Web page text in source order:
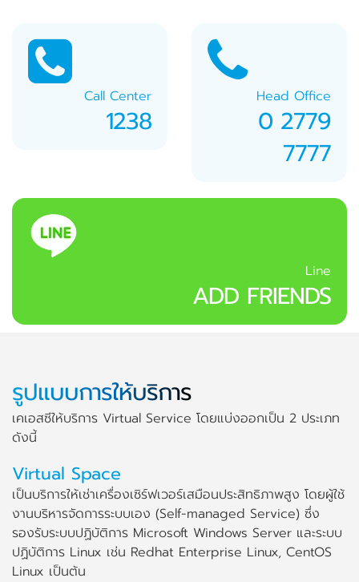
Call Center
1238
Head Office
0 2779
7777
Line
ADD FRIENDS
รูปแบบการให้บริการ
เคเอสซีให้บริการ Virtual Service โดยแบ่งออกเป็น 2 ประเภท
ดังนี้
Virtual Space
เป็นบริการให้เช่าเครื่องเซิร์ฟเวอร์เสมือนประสิทธิภาพสูง โดยผู้ใช้
งานบริหารจัดการระบบเอง (Self-managed Service) ซึ่ง
รองรับระบบปฏิบัติการ Microsoft Windows Server และระบบ
ปฏิบัติการ Linux เช่น Redhat Enterprise Linux, CentOS
Linux เป็นต้น